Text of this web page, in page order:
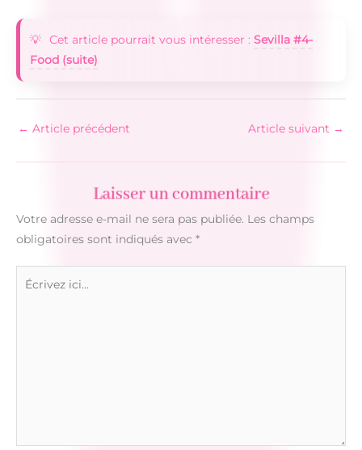
Cet article pourrait vous intéresser : Sevilla #4-
Food (suite)
← Article précédent Article suivant →
Laisser un commentaire
Votre adresse e-mail ne sera pas publiée. Les champs
obligatoires sont indiqués avec *